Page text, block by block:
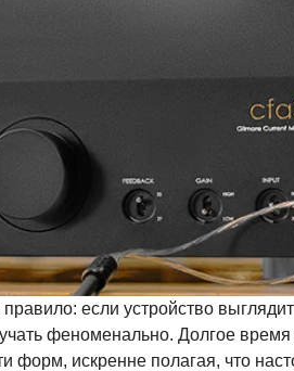
если устройство
феноменально. Долгое
форм, искренне полагая, что